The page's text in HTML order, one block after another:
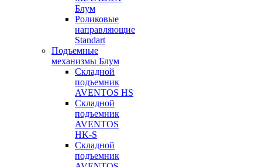
Блум
Роликовые
направляющие
Standart
Подъемные
механизмы Блум
Складной
подъемник
AVENTOS HS
Складной
подъемник
AVENTOS
HK-S
Складной
подъемник